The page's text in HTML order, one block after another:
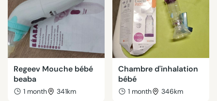
Regeev Mouche bébé
beaba
1 month 341km
Chambre d'inhalation
bébé
1 month 346km